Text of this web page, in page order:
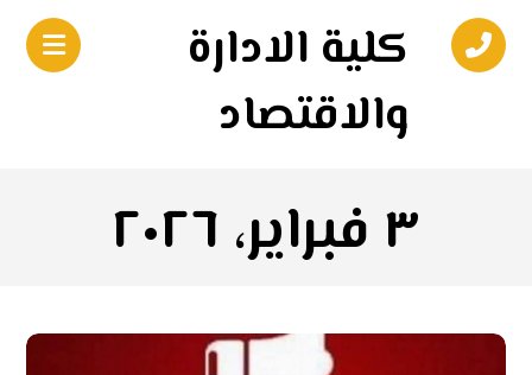
كلية الادارة
والاقتصاد
٣ فبراير، ٢٠٢٦